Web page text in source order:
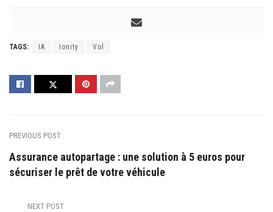
TAGS: IA Ionity Vol
PREVIOUS POST
Assurance autopartage : une solution à 5 euros pour
sécuriser le prêt de votre véhicule
NEXT POST